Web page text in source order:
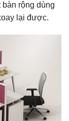
rộng dùng
lại được.